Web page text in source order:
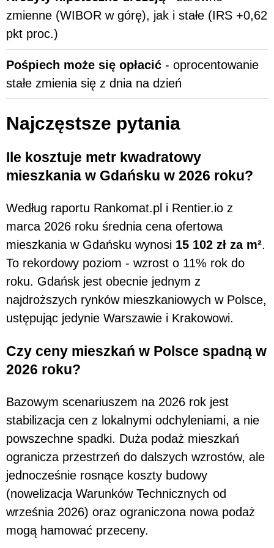
zmienne (WIBOR w górę), jak i stałe (IRS +0,62
pkt proc.)
Pośpiech może się opłacić - oprocentowanie
stałe zmienia się z dnia na dzień
Najczęstsze pytania
Ile kosztuje metr kwadratowy
mieszkania w Gdańsku w 2026 roku?
Według raportu Rankomat.pl i Rentier.io z
marca 2026 roku średnia cena ofertowa
mieszkania w Gdańsku wynosi 15 102 zł za m².
To rekordowy poziom - wzrost o 11% rok do
roku. Gdańsk jest obecnie jednym z
najdroższych rynków mieszkaniowych w Polsce,
ustępując jedynie Warszawie i Krakowowi.
Czy ceny mieszkań w Polsce spadną w
2026 roku?
Bazowym scenariuszem na 2026 rok jest
stabilizacja cen z lokalnymi odchyleniami, a nie
powszechne spadki. Duża podaż mieszkań
ogranicza przestrzeń do dalszych wzrostów, ale
jednocześnie rosnące koszty budowy
(nowelizacja Warunków Technicznych od
września 2026) oraz ograniczona nowa podaż
mogą hamować przeceny.